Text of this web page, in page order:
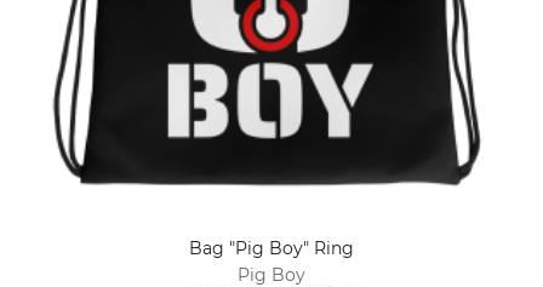
Bag "Pig Boy" Ring
Pig Boy